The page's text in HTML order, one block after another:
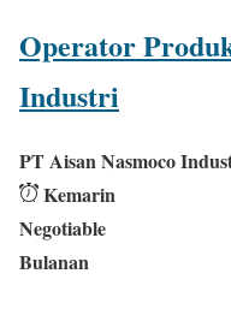
Operator
Industri
PT Aisan Nasmoco
Kemarin
Negotiable
Bulanan